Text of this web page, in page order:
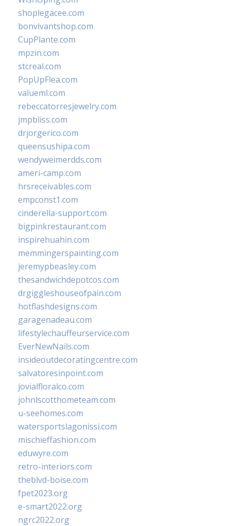
shoplegacee.com
bonvivantshop.com
CupPlante.com
mpzin.com
stcreal.com
PopUpFlea.com
valueml.com
rebeccatorresjewelry.com
jmpbliss.com
drjorgerico.com
queensushipa.com
wendyweimerdds.com
ameri-camp.com
hrsreceivables.com
empconst1.com
cinderella-support.com
bigpinkrestaurant.com
inspirehuahin.com
memmingerspainting.com
jeremypbeasley.com
thesandwichdepotcos.com
drgiggleshouseofpain.com
hotflashdesigns.com
garagenadeau.com
lifestylechauffeurservice.com
EverNewNails.com
insideoutdecoratingcentre.com
salvatoresinpoint.com
jovialfloralco.com
johnlscotthometeam.com
u-seehomes.com
watersportslagonissi.com
mischieffashion.com
eduwyre.com
retro-interiors.com
theblvd-boise.com
fpet2023.org
e-smart2022.org
ngrc2022.org